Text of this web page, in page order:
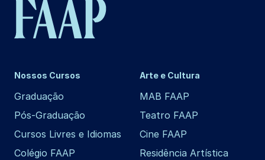
Nossos Cursos
Graduação
Pós-Graduação
Cursos Livres e Idiomas
Colégio FAAP
Arte e Cultura
MAB FAAP
Teatro FAAP
Cine FAAP
Residência Artística